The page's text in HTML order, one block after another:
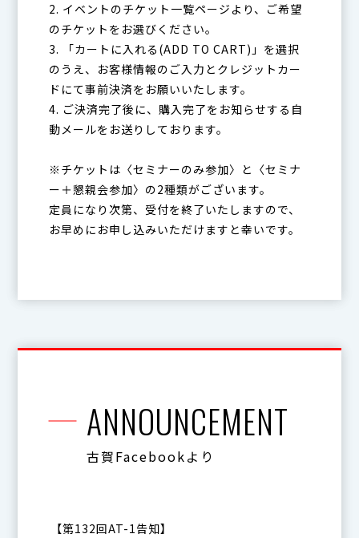
2. イベントのチケット一覧ページより、ご希望
のチケットをお選びください。
3. 「カートに入れる(ADD TO CART)」を選択
のうえ、お客様情報のご入力とクレジットカー
ドにて事前決済をお願いいたします。
4. ご決済完了後に、購入完了をお知らせする自
動メールをお送りしております。
※チケットは〈セミナーのみ参加〉と〈セミナ
ー＋懇親会参加〉の2種類がございます。
定員になり次第、受付を終了いたしますので、
お早めにお申し込みいただけますと幸いです。
ANNOUNCEMENT
古賀Facebookより
【第132回AT-1告知】